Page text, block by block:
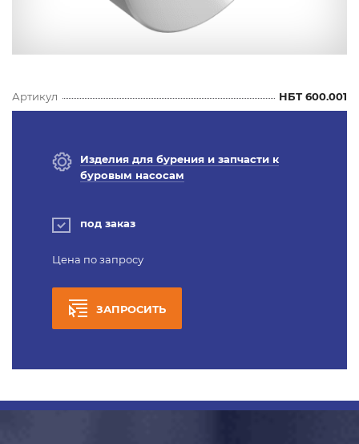
Артикул НБТ 600.001
Изделия для бурения и запчасти к
буровым насосам
под заказ
Цена по запросу
ЗАПРОСИТЬ